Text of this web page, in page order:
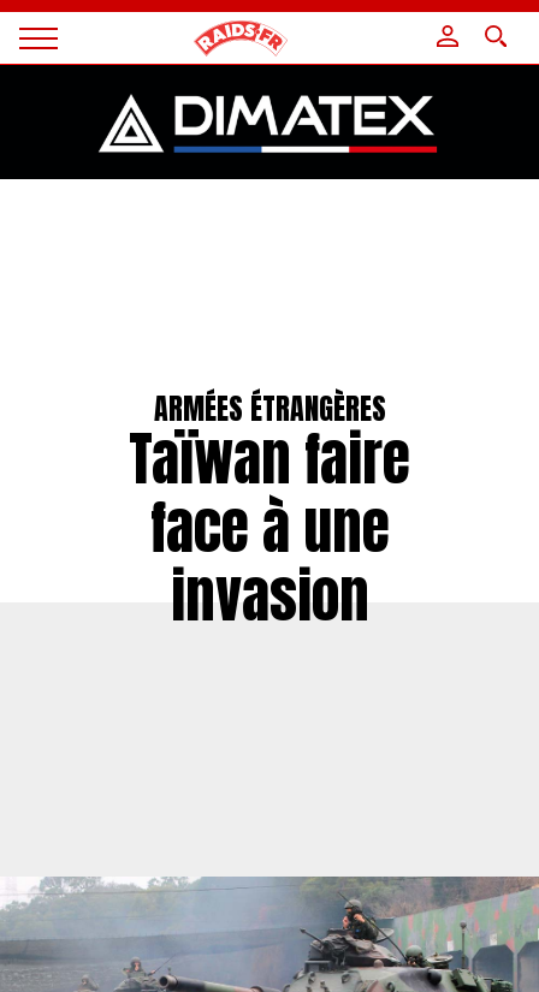
Magazine
ARMÉES ÉTRANGÈRES
Taïwan faire
face à une
invasion
Panneau de gestion des cookies